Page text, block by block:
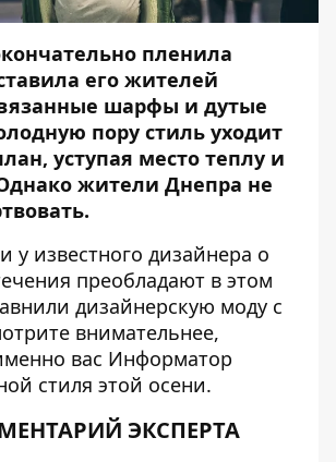
пленила
его жителей
вязанные шарфы и дутые
пору стиль уходит
уступая место теплу и
жители Днепра не
у известного дизайнера о
преобладают в этом
дизайнерскую моду с
внимательнее,
вас Информатор
стиля этой осени.
ЭКСПЕРТА